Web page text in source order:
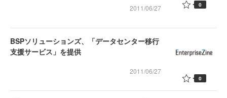
2011/06/27 0
BSPソリューションズ、「データセンター移行
支援サービス」を提供
2011/06/27
0